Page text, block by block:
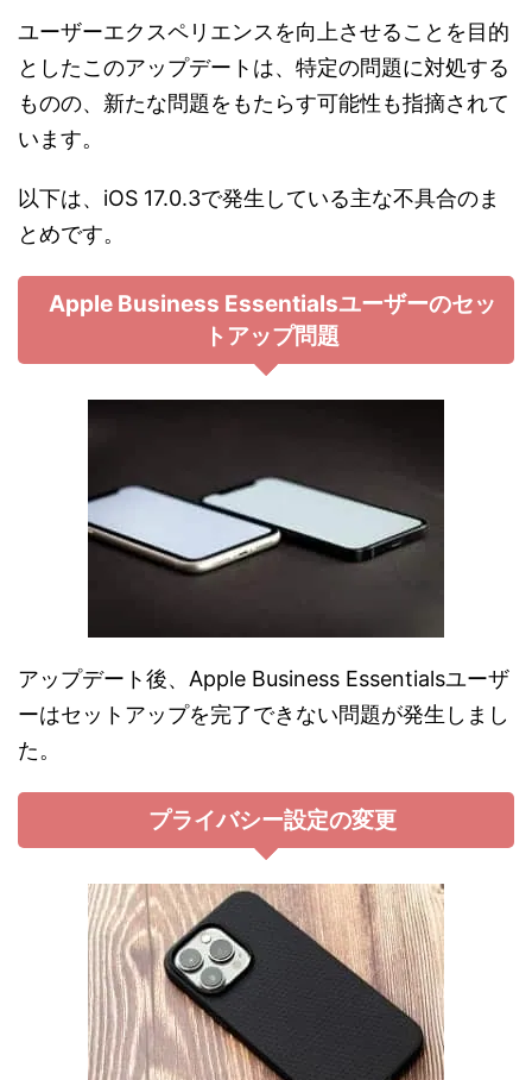
ユーザーエクスペリエンスを向上させることを目的
としたこのアップデートは、特定の問題に対処する
ものの、新たな問題をもたらす可能性も指摘されて
います。
以下は、iOS 17.0.3で発生している主な不具合のま
とめです。
Apple Business Essentialsユーザーのセッ
トアップ問題
アップデート後、Apple Business Essentialsユーザ
ーはセットアップを完了できない問題が発生しまし
た​。
プライバシー設定の変更